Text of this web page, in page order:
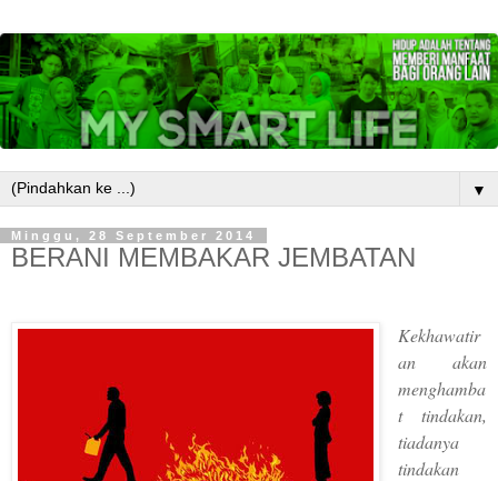
▼
Minggu, 28 September 2014
BERANI MEMBAKAR JEMBATAN
Kekhawatir
an akan
menghamba
t tindakan,
tiadanya
tindakan